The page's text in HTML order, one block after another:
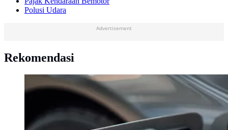
Polusi Udara
Advertisement
Rekomendasi